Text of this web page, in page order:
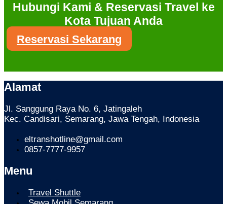
Hubungi Kami & Reservasi Travel ke
Kota Tujuan Anda
Reservasi Sekarang
Alamat
Jl. Sanggung Raya No. 6, Jatingaleh
Kec. Candisari, Semarang, Jawa Tengah, Indonesia
eltranshotline@gmail.com
0857-7777-9957
Menu
Travel Shuttle